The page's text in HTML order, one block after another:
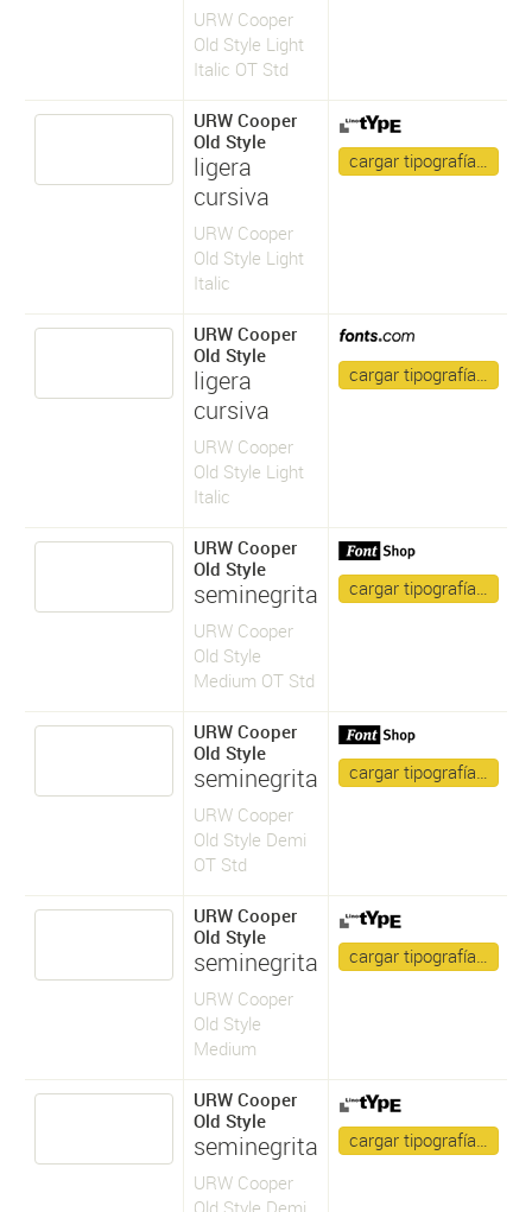
URW Cooper
Old Style Light
Italic OT Std
URW Cooper
Old Style
ligera
cursiva
URW Cooper
Old Style Light
Italic
cargar tipografía…
URW Cooper
Old Style
ligera
cursiva
URW Cooper
Old Style Light
Italic
cargar tipografía…
URW Cooper
Old Style
seminegrita
URW Cooper
Old Style
Medium OT Std
cargar tipografía…
URW Cooper
Old Style
seminegrita
URW Cooper
Old Style Demi
OT Std
cargar tipografía…
URW Cooper
Old Style
seminegrita
URW Cooper
Old Style
Medium
cargar tipografía…
URW Cooper
Old Style
seminegrita
URW Cooper
Old Style Demi
cargar tipografía…